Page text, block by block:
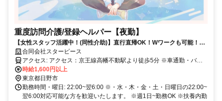
重度訪問介護/登録ヘルパー【夜勤】
【女性スタッフ活躍中！(同性介助)】直行直帰OK！Wワークも可能！自
分の時間を大切にしながら働ける環境です✨​
合同会社スターピース
アクセス: アクセス：京王線高幡不動駅より徒歩5分 ※車通勤・バイ
ク通勤OK
時給1,600円以上
東京都日野市
勤務時間・曜日: 22:00~翌6:00 ※・水・木・金・土・日曜日の22:00~
翌6:00対応可能な方を歓迎いたします。 ※週1日~勤務OK ※扶養内勤